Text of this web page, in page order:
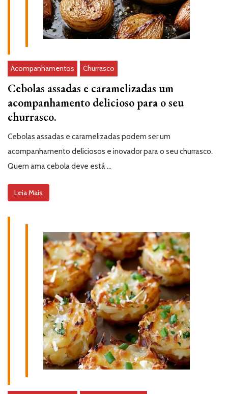
Acompanhamentos Churrasco
Cebolas assadas e caramelizadas um
acompanhamento delicioso para o seu
churrasco.
Cebolas assadas e caramelizadas podem ser um
acompanhamento deliciosos e inovador para o seu churrasco.
Quem ama cebola deve está …
Leia Mais